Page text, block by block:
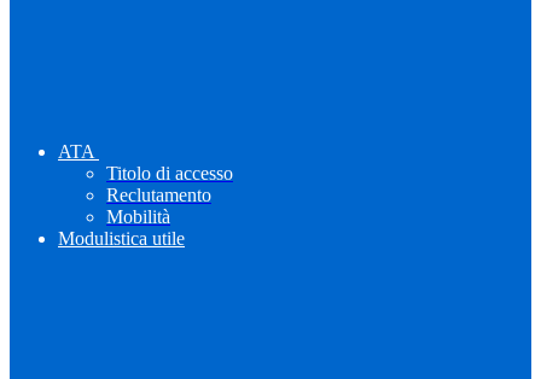
ATA
Titolo di accesso
Reclutamento
Mobilità
Modulistica utile